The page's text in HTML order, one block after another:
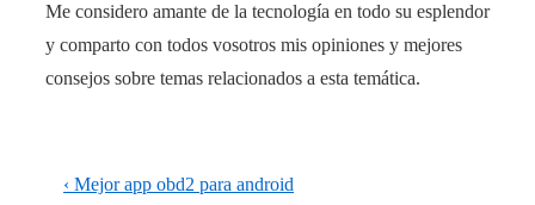
Me considero amante de la tecnología en todo su esplendor
y comparto con todos vosotros mis opiniones y mejores
consejos sobre temas relacionados a esta temática.
Navegación
La
‹ Mejor app obd2 para android